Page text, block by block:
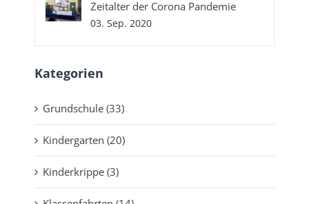
Zeitalter der Corona Pandemie
03. Sep. 2020
Kategorien
Grundschule (33)
Kindergarten (20)
Kinderkrippe (3)